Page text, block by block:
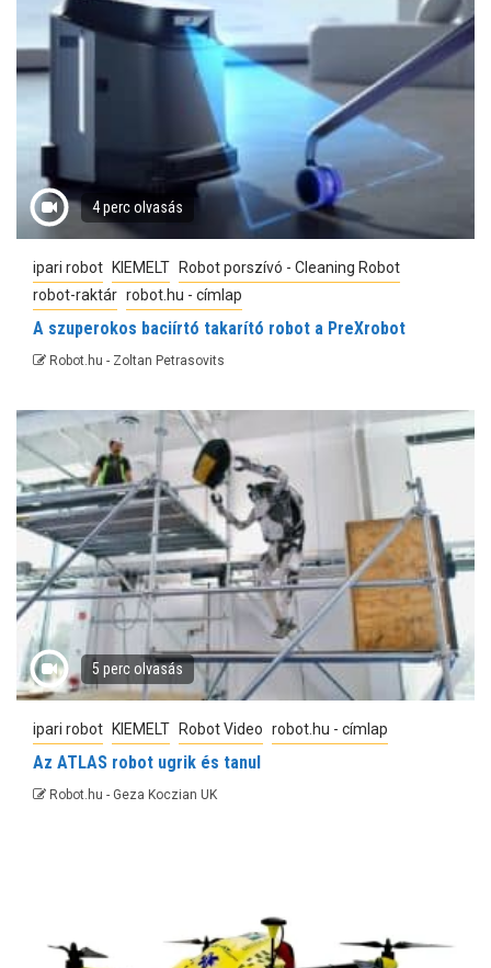
4 perc olvasás
ipari robot KIEMELT
Robot porszívó - Cleaning Robot
robot-raktár robot.hu - címlap
A szuperokos baciírtó takarító robot a PreXrobot
Robot.hu - Zoltan Petrasovits
5 perc olvasás
ipari robot KIEMELT Robot Video robot.hu - címlap
Az ATLAS robot ugrik és tanul
Robot.hu - Geza Koczian UK